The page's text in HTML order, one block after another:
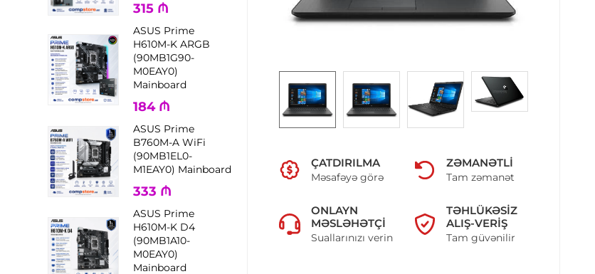
315 ₼
ASUS Prime
H610M-K ARGB
(90MB1G90-
M0EAY0)
Mainboard
184 ₼
ASUS Prime
B760M-A WiFi
(90MB1EL0-
M1EAY0) Mainboard
333 ₼
ASUS Prime
H610M-K D4
(90MB1A10-
M0EAY0)
Mainboard
ÇATDIRILMA
Məsafəyə görə
ZƏMANƏTLI
Tam zəmanət
ONLAYN
MƏSLƏHƏTÇI
Suallarınızı verin
TƏHLÜKƏSIZ
ALIŞ-VERIŞ
Tam güvənilir